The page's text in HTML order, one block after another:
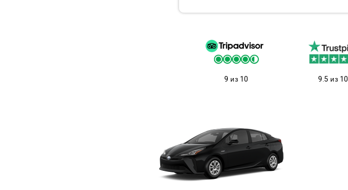
9 из 10 9.5 из 10